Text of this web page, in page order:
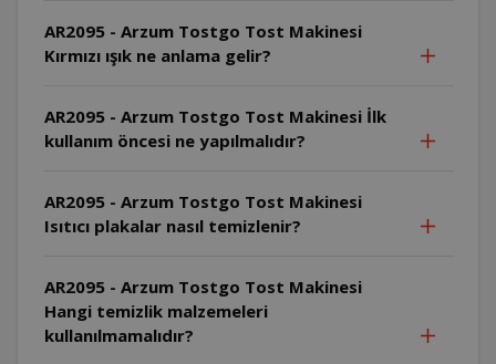
AR2095 - Arzum Tostgo Tost Makinesi
Kırmızı ışık ne anlama gelir?
AR2095 - Arzum Tostgo Tost Makinesi İlk
kullanım öncesi ne yapılmalıdır?
AR2095 - Arzum Tostgo Tost Makinesi
Isıtıcı plakalar nasıl temizlenir?
AR2095 - Arzum Tostgo Tost Makinesi
Hangi temizlik malzemeleri
kullanılmamalıdır?